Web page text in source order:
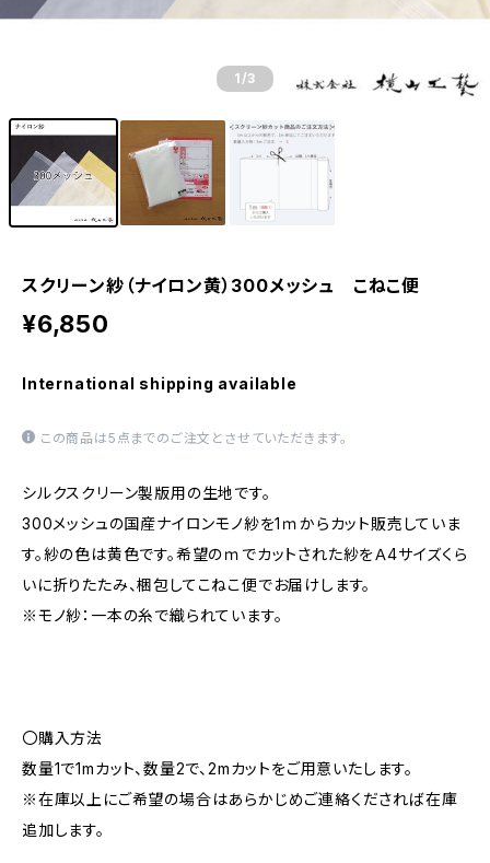
1 /3
スクリーン紗（ナイロン黄）300メッシュ こねこ便
¥6,850
International shipping available
この商品は5点までのご注文とさせていただきます。
シルクスクリーン製版用の生地です。
300メッシュの国産ナイロンモノ紗を1ｍからカット販売していま
す。紗の色は黄色です。希望のｍでカットされた紗をＡ4サイズくら
いに折りたたみ、梱包してこねこ便でお届けします。
※モノ紗：一本の糸で織られています。
〇購入方法
数量1で1mカット、数量2で、2mカットをご用意いたします。
※在庫以上にご希望の場合はあらかじめご連絡くだされば在庫
追加します。